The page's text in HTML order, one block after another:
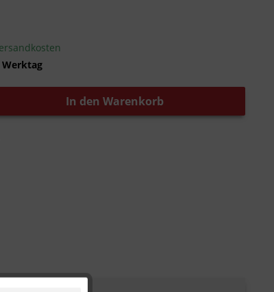
Werktag
In den Warenkorb